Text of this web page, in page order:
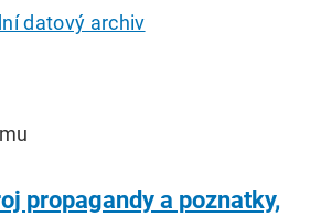
datový archiv
propagandy a poznatky,